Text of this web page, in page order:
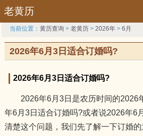
老黄历
当前位置：黄历查询 >老黄历 >2026年 >6月
2026年6月3日适合订婚吗?
2026年6月3日适合订婚吗?
2026年6月3日是农历时间的2026
年6月3日适合订婚吗?或者说2026年6
清楚这个问题，我们先了解一下订婚